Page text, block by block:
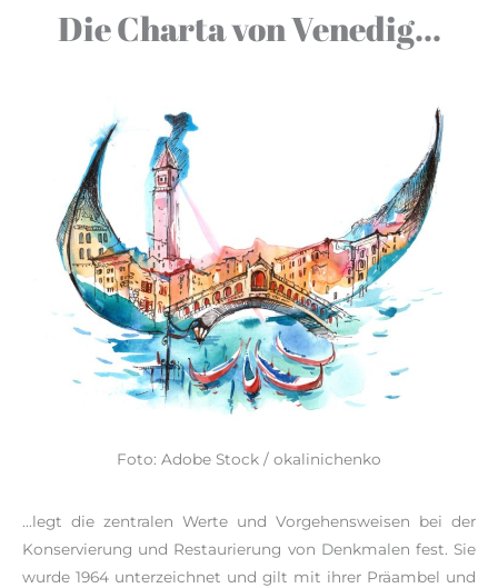
Die Charta von Venedig...
Foto: Adobe Stock / okalinichenko
…legt die zentralen Werte und Vorgehensweisen bei der
Konservierung und Restaurierung von Denkmalen fest. Sie
wurde 1964 unterzeichnet und gilt mit ihrer Präambel und